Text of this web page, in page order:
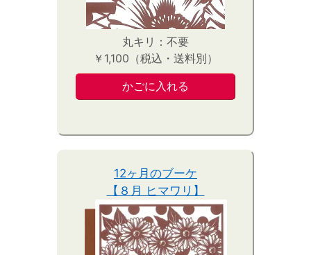
丸キリ：不要
￥1,100（税込・送料別）
12ヶ月のブーケ
【８月 ヒマワリ】